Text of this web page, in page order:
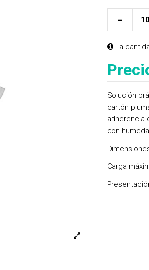
-
La
Solución
cartón
adherencia
con
Carga